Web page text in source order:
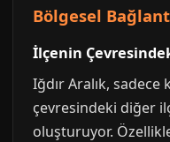
Bölgesel
İlçenin
Iğdır Aralık, sadece
çevresindeki diğer
oluşturuyor.